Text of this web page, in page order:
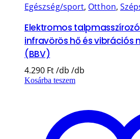
Egészség/sport, Otthon,
Elektromos
infravörös hő és vibrációs
(BBV)
4.290 Ft
Kosárba teszem